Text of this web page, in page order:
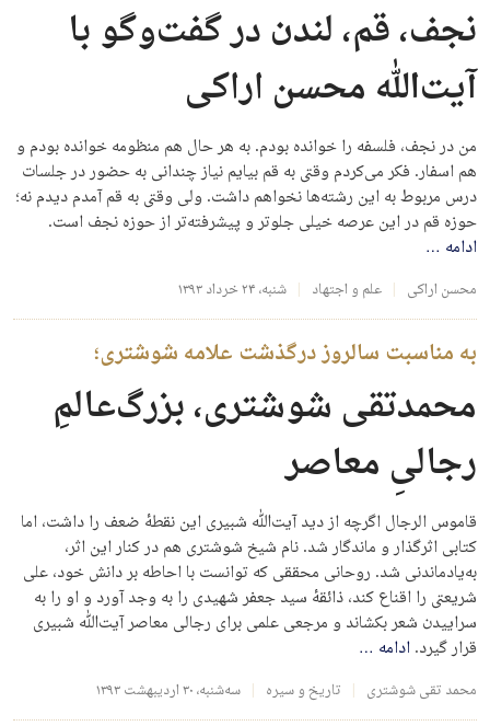
نجف، قم، لندن در گفت‌وگو با
آیت‌الله محسن اراکی
من در نجف، فلسفه را خوانده بودم. به هر حال هم منظومه خوانده بودم و
هم اسفار. فکر می‌کردم وقتی به قم بیایم نیاز چندانی به حضور در جلسات
درس مربوط به این رشته‌ها نخواهم داشت. ولی وقتی به قم آمدم دیدم نه؛‌
حوزه قم در این عرصه خیلی جلوتر و پیشرفته‌تر از حوزه نجف است.
ادامه …
محسن اراکی علم و اجتهاد شنبه، ۲۴ خرداد ۱۳۹۳
به مناسبت سالروز درگذشت علامه شوشتری؛
محمدتقی شوشتری، بزرگ‌عالمِ
رجالیِ معاصر
قاموس الرجال اگرچه از دید آیت‌الله شبیری این نقطهٔ ضعف را داشت، اما
کتابی اثرگذار و ماندگار شد. نام شیخ شوشتری هم در کنار این اثر،
به‌یادماندنی شد. روحانی محققی که توانست با احاطه بر دانش خود، علی
شریعتی را اقناع کند، ذائقهٔ سید جعفر شهیدی را به وجد آورد و او را به
سراییدن شعر بکشاند و مرجعی علمی برای رجالی معاصر آیت‌الله شبیری
قرار گیرد.ادامه …
محمد تقی شوشتری تاریخ و سیره سه‌شنبه، ۳۰ اردیبهشت ۱۳۹۳